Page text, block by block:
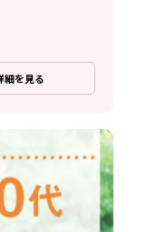
細を見る